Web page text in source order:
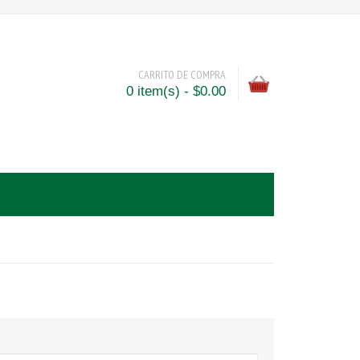
CARRITO DE COMPRA
0 item(s) - $0.00